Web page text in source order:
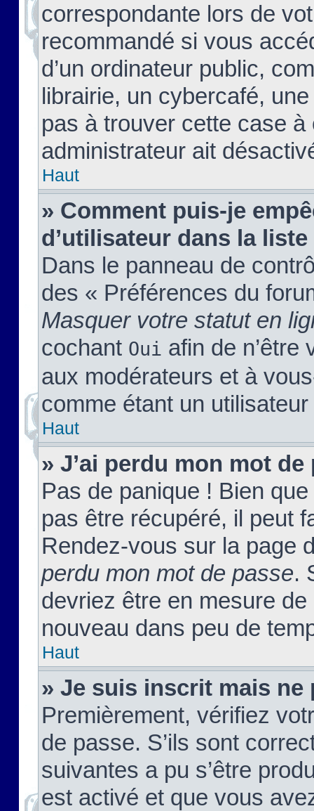
correspondante lors de
recommandé si vous
d’un ordinateur public,
librairie, un cybercafé,
pas à trouver cette case à
administrateur ait
Haut
» Comment puis-je
d’utilisateur dans la
Dans le panneau de
des « Préférences du
Masquer votre statut en
cochant Oui afin de n’être
aux modérateurs et à
comme étant un
Haut
» J’ai perdu mon mot de
Pas de panique ! Bien
pas être récupéré, il peut
Rendez-vous sur la page
perdu mon mot de passe.
devriez être en mesure
nouveau dans peu de
Haut
» Je suis inscrit mais ne
Premièrement, vérifiez
de passe. S’ils sont
suivantes a pu s’être
est activé et que vous